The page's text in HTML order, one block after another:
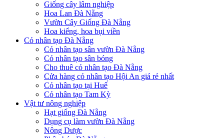
Giống cây lâm nghiệp
Hoa Lan Đà Nẵng
Vườn Cây Giống Đà Nẵng
Hoa kiểng, hoa bụi viền
Cỏ nhân tạo Đà Nẵng
Cỏ nhân tạo sân vườn Đà Nẵng
Cỏ nhân tạo sân bóng
Cho thuê cỏ nhân tạo Đà Nẵng
Cửa hàng cỏ nhân tạo Hội An giá rẻ nhất
Cỏ nhân tạo tại Huế
Cỏ nhân tạo Tam Kỳ
Vật tư nông nghiệp
Hạt giống Đà Nẵng
Dụng cụ làm vườn Đà Nẵng
Nông Dược